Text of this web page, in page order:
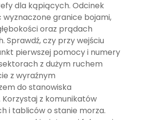
dla kąpiących. Odcinek
wyznaczone granice bojami,
oraz prądach
Sprawdź, czy przy wejściu
pierwszej pomocy i numery
z dużym ruchem
z wyraźnym
do stanowiska
z komunikatów
i tabliców o stanie morza.